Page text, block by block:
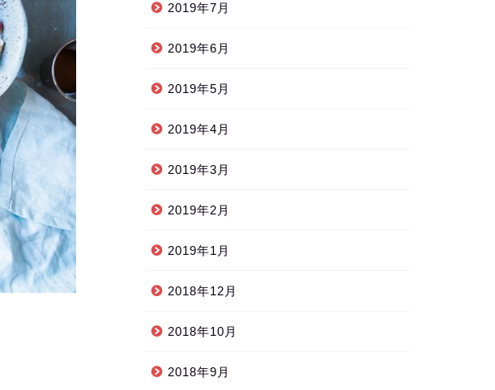
2019年7月
2019年6月
2019年5月
2019年4月
2019年3月
2019年2月
2019年1月
2018年12月
2018年10月
2018年9月